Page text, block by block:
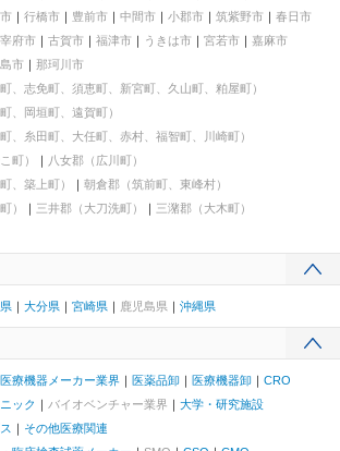
行橋市 豊前市 中間市 小郡市 筑紫野市
春日市
府市 古賀市 福津市 うきは市 宮若市
嘉麻市
市
那珂川市
、志免町、須恵町、新宮町、久山町、粕屋町）
、岡垣町、遠賀町）
、糸田町、大任町、赤村、福智町、川崎町）
町）
八女郡（広川町）
、築上町）
朝倉郡（筑前町、東峰村）
）
三井郡（大刀洗町）
三潴郡（大木町）
大分県 宮崎県 鹿児島県 沖縄県
医療機器メーカー業界 医薬品卸 医療機器卸
CRO
ック
バイオベンチャー業界
大学・研究施設
その他医療関連